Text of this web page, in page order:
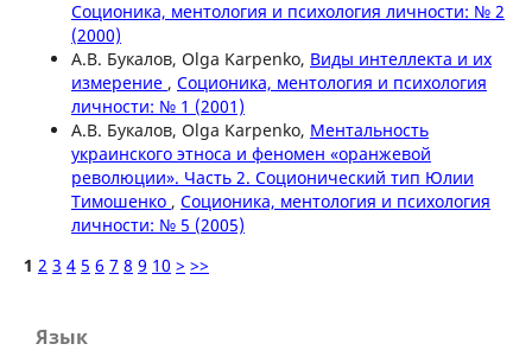
Соционика, ментология и психология личности: № 2
(2000)
А.В. Букалов, Olga Karpenko, Виды интеллекта и их
измерение , Соционика, ментология и психология
личности: № 1 (2001)
А.В. Букалов, Olga Karpenko, Ментальность
украинского этноса и феномен «оранжевой
революции». Часть 2. Соционический тип Юлии
Тимошенко , Соционика, ментология и психология
личности: № 5 (2005)
1 2 3 4 5 6 7 8 9 10 > >>
Язык